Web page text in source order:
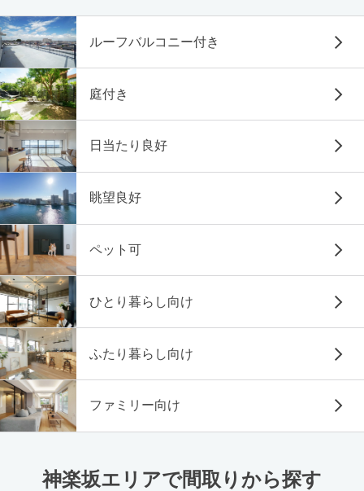
ルーフバルコニー付き
庭付き
日当たり良好
眺望良好
ペット可
ひとり暮らし向け
ふたり暮らし向け
ファミリー向け
神楽坂エリアで間取りから探す